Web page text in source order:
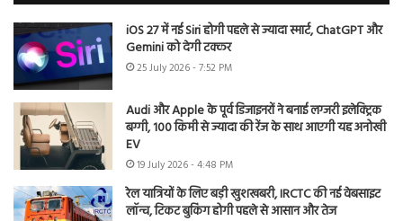
iOS 27 में नई Siri होगी पहले से ज्यादा स्मार्ट, ChatGPT और
Gemini को देगी टक्कर
25 July 2026 - 7:52 PM
Audi और Apple के पूर्व डिजाइनरों ने बनाई लग्जरी इलेक्ट्रिक
बग्गी, 100 किमी से ज्यादा की रेंज के साथ आएगी यह अनोखी
EV
19 July 2026 - 4:48 PM
रेल यात्रियों के लिए बड़ी खुशखबरी, IRCTC की नई वेबसाइट
लॉन्च, टिकट बुकिंग होगी पहले से आसान और तेज